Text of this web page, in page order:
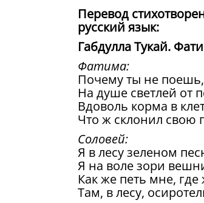
Перевод
русский язык:
Габдулла Тукай.
Фатима:
Почему ты не
На душе светлей от
Вдоволь корма в
Что ж склонил свою
Соловей:
Я в лесу зеленом
Я на воле зори
Как же петь мне, где
Там, в лесу,